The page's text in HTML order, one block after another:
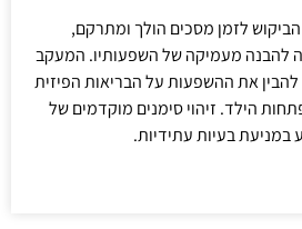
הביקוש לזמן מסכים הולך ומתרקם,
להבנה מעמיקה של השפעותיו. המעקב
להבין את ההשפעות על הבריאות הפיזית
הילד. זיהוי סימנים מוקדמים של
במניעת בעיות עתידיות.